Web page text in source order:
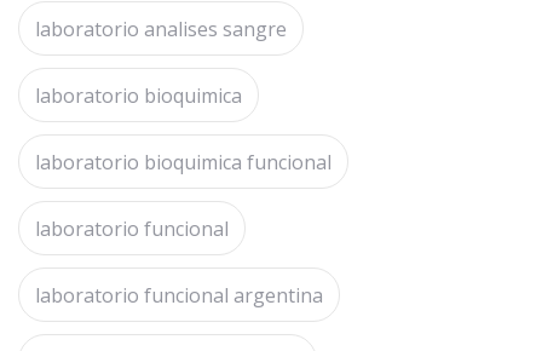
laboratorio analises sangre
laboratorio bioquimica
laboratorio bioquimica funcional
laboratorio funcional
laboratorio funcional argentina